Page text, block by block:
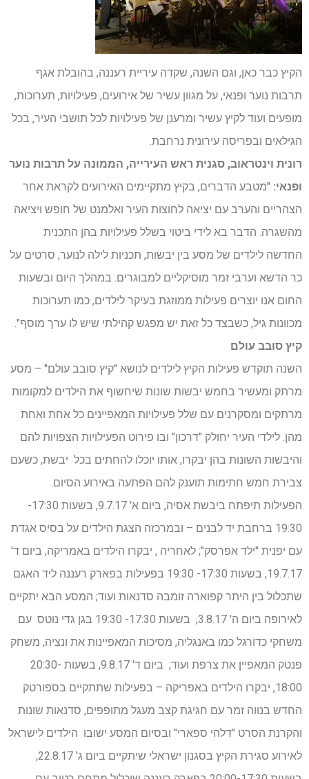
הקיץ כבר כאן, וגם השנה, שקדה עיריית רעננה, בהובלת אגף
תרבות נוער ופנאי, על מגוון עשיר של אירועים, פעילויות, תערוכות,
מופעים ועוד לקיץ עשיר ומרענן של פעילויות לכל תושבי העיר, בכל
הגילאים ובפריסה עירונית נרחבת.
רונית וינטראוב, סגנית ראש העירייה, הממונה על תרבות נוער
ופנאי: "מטבע הדברים, בקיץ מתקיימים האירועים לקראת אחר
הצהריים והערב עם יציאה לחוצות העיר ואלמנט של חופש ויציאה
מהשגרה. הדבר בא לידי ביטוי בשלל פעילויות בהן התכנית
החדשה לילדים של מסע בין יבשות, תכניות לילה לנוער, סרטים על
כר הדשא וערבי זמר מוסיקליים למבוגרים. במהלך היום ובשעות
החום אנו יוצרים פעילות ממוזגת בעיקר לילדים, כמו תערוכות
מכוונות גיל, כשבצד כל זאת יש מפגש קהילתי שיש לו ערך מוסף".
קיץ סובב עולם
השנה תוקדש פעילות הקיץ לילדים לנושא "קיץ סובב עולם" – מסע
מרתק ומעשיר בחמש יבשות שונות שיחשוף את הילדים למקומות
מרתקים ומסקרנים עם שלל פעילויות המאפיינים כל אחת ואחת
מהן. לילדי העיר יחולק "דרכון" ובו פירוט הפעילויות הצפויות להם
והיבשות השונות בהן יבקרו, אותו יוכלו להחתים בכל יבשת, כשעם
צבירת חמש חתימות תוענק להם הפתעה באירוע הסיום.
הפעילות תיפתח ביבשת אסיה, ביום א' 9.7.17, בשעות 17:30-
19:30 ברחבת יד לבנים – ובמרכזה הצגת הילדים על בסיס אגדת
עם יפנית "ילד אפרסק"; לאחריה , יבקרו הילדים באמריקה, ביום ד'
19.7.17, בשעות 17:30- 19:30 בפעילות בפארק רעננה ליד האגם
שתכלול בין היתר קפוארה זומבה סדנאות ועוד; המסע הבא יתקיים
לאירופה ביום ה' 3.8.17, בשעות 17:30- 19:30 בגן גדי נוטס עם
משחקי כדורגל כמו באנגליה, מסיכות המאפיינות את ונציה, משחק
פנטק המאפיין את צרפת ועוד; ביום ד' 9.8.17, בשעות 20:30-
18:00, יבקרו הילדים באפריקה – בפעילות שתתקיים בספורטק
החדש בנווה זמר עם חגיגת קצב מעגל מתופפים, סדנאות שונות
והקרנת הסרט "דלהי ספארי" ובסיום המסע ישובו הילדים לישראל
לאירוע סגירת הקיץ בסגנון ישראלי שיתקיים ביום ג' 22.8.17,